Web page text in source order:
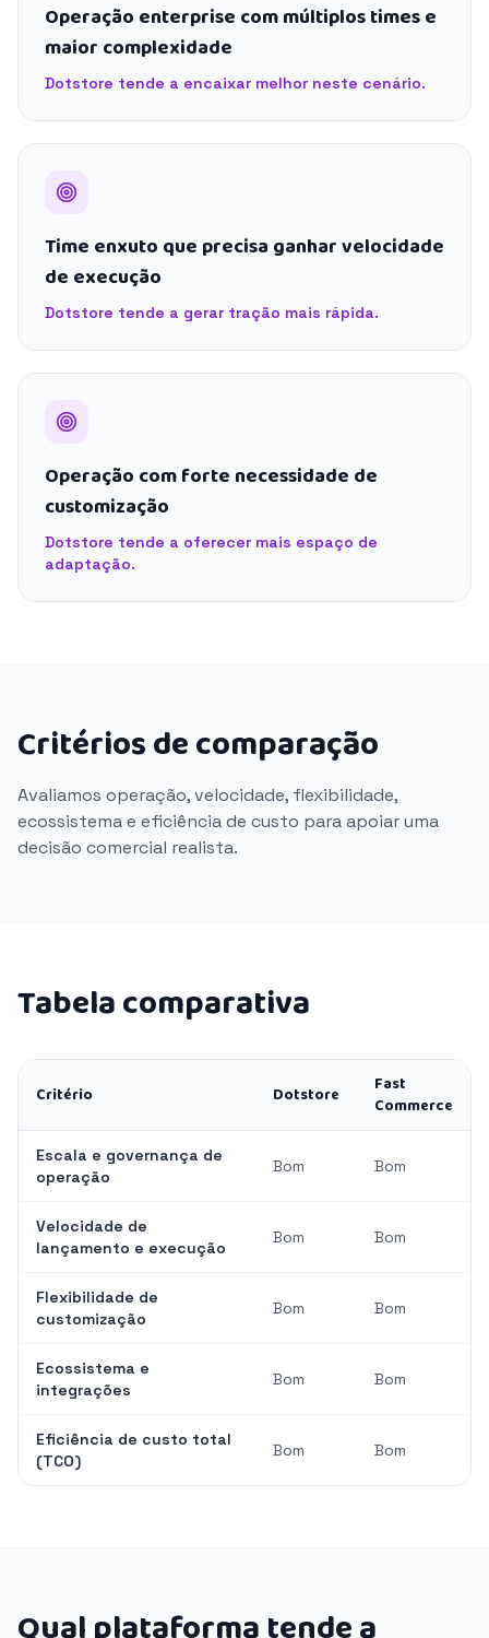
Operação enterprise com múltiplos times e
maior complexidade
Dotstore tende a encaixar melhor neste cenário.
Time enxuto que precisa ganhar velocidade
de execução
Dotstore tende a gerar tração mais rápida.
Operação com forte necessidade de
customização
Dotstore tende a oferecer mais espaço de
adaptação.
Critérios de comparação
Avaliamos operação, velocidade, flexibilidade,
ecossistema e eficiência de custo para apoiar uma
decisão comercial realista.
Tabela comparativa
Critério Dotstore
Fast
Commerce
Escala e governança de
operação
Bom Bom
Velocidade de
lançamento e execução
Bom Bom
Flexibilidade de
customização
Bom Bom
Ecossistema e
integrações
Bom Bom
Eficiência de custo total
(TCO)
Bom Bom